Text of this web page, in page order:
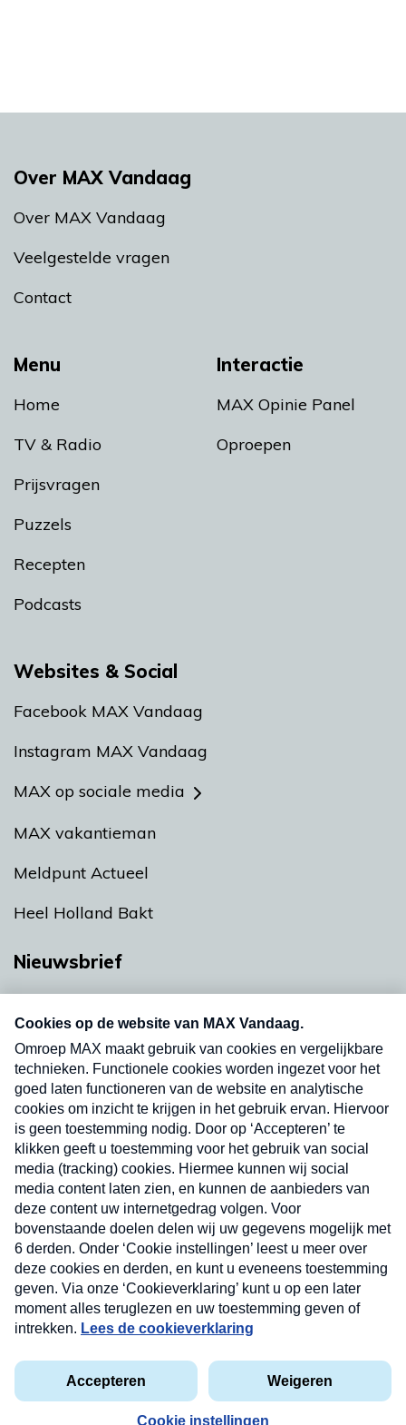
Menu
Home
TV & Radio
Prijsvragen
Puzzels
Recepten
Podcasts
Interactie
MAX Opinie Panel
Oproepen
Over MAX Vandaag
Over MAX Vandaag
Veelgestelde vragen
Contact
Websites & Social
Facebook MAX Vandaag
Instagram MAX Vandaag
MAX op sociale media
MAX vakantieman
Meldpunt Actueel
Heel Holland Bakt
Nieuwsbrief
nieuwsbrief. Elke vrijdag- en dinsdagochtend in
uw mailbox.
Verzend
Privacyverklaring
Cookieverklaring
Kwetsbaarheid melden
Copyright © 2026 MAX Vandaag - Omroep MAX
Nieuwsbrief
Neem hier een gratis abonnement op onze
nieuwsbrief. Elke vrijdag- en dinsdagochtend in uw